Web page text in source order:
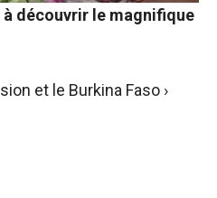
découvrir le magnifique
et le Burkina Faso ›